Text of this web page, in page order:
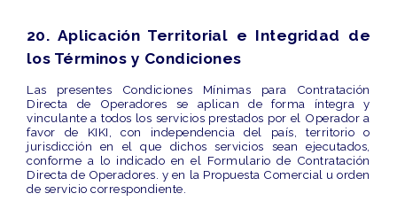
20. Aplicación Territorial e Integridad de
los Términos y Condiciones
Las presentes Condiciones Mínimas para Contratación
Directa de Operadores se aplican de forma íntegra y
vinculante a todos los servicios prestados por el Operador a
favor de KIKI, con independencia del país, territorio o
jurisdicción en el que dichos servicios sean ejecutados,
conforme a lo indicado en el Formulario de Contratación
Directa de Operadores. y en la Propuesta Comercial u orden
de servicio correspondiente.